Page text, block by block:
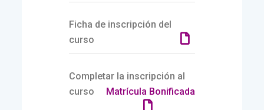
Ficha de inscripción del
curso
Completar la inscripción al
curso
Matrícula Bonificada